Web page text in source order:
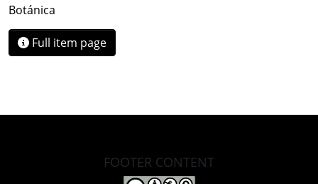
Botánica
Full item page
FOOTER CONTENT